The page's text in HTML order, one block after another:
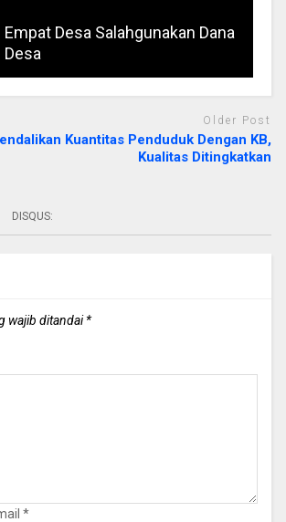
Empat Desa Salahgunakan Dana
Desa
Older Post
Kuantitas Penduduk Dengan KB,
Kualitas Ditingkatkan
DISQUS:
wajib ditandai*
*